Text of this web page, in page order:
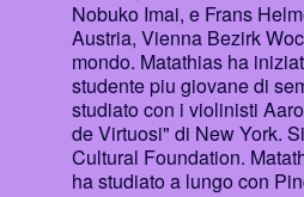
Nobuko Imai, e Frans
Austria, Vienna Bezirk
mondo. Matathias ha
studente piu giovane di
studiato con i violinisti
de Virtuosi" di New York.
Cultural Foundation.
ha studiato a lungo con